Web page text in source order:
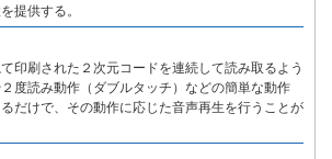
提供する。
印刷された２次元コードを連続して読み取るよう
度読み動作（ダブルタッチ）などの簡単な動作
るだけで、その動作に応じた音声再生を行うことが